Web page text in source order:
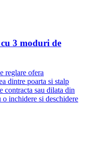
3 moduri de
reglare ofera
dintre poarta si stalp
contracta sau dilata din
inchidere si deschidere